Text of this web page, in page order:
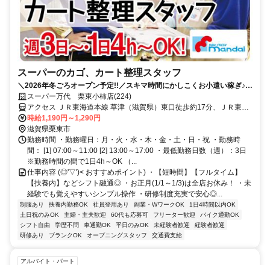
スーパーのカゴ、カート整理スタッフ
＼2026年冬ごろオープン予定!!／スキマ時間にかしこくお小遣い稼ぎ♪家
事・育児・Wワークとの両立応援◎扶養控除内の勤務もOK！
スーパー万代 栗東小柿店(224)
アクセス ＪＲ東海道本線 草津（滋賀県）東口徒歩約17分、ＪＲ東海
道本線 栗東東口徒歩約30分、ＪＲ草津線 手原南口徒歩約31分
時給1,190円～1,290円
滋賀県栗東市
勤務時間 ・勤務曜日：月・火・水・木・金・土・日・祝 ・勤務時
間： [1] 07:00～11:00 [2] 13:00～17:00 ・最低勤務日数（週）：3日
※勤務時間の間で1日4h～OK （...
仕事内容 (◎'▽')< おすすめポイント) ・【短時間】【フルタイム】
【扶養内】などシフト融通◎ ・お正月(1/1～1/3)は全店お休み！ ・未
経験でも覚えやすいシンプル操作 ・研修制度充実で安心◎...
制服あり 扶養内勤務OK 社員登用あり 副業・WワークOK
1日4時間以内OK
土日祝のみOK
主婦・主夫歓迎 60代も応募可 フリーター歓迎
バイク通勤OK
シフト自由
学歴不問 車通勤OK 平日のみOK 未経験者歓迎
経験者歓迎
研修あり
ブランクOK オープニングスタッフ 交通費支給
アルバイト・パート